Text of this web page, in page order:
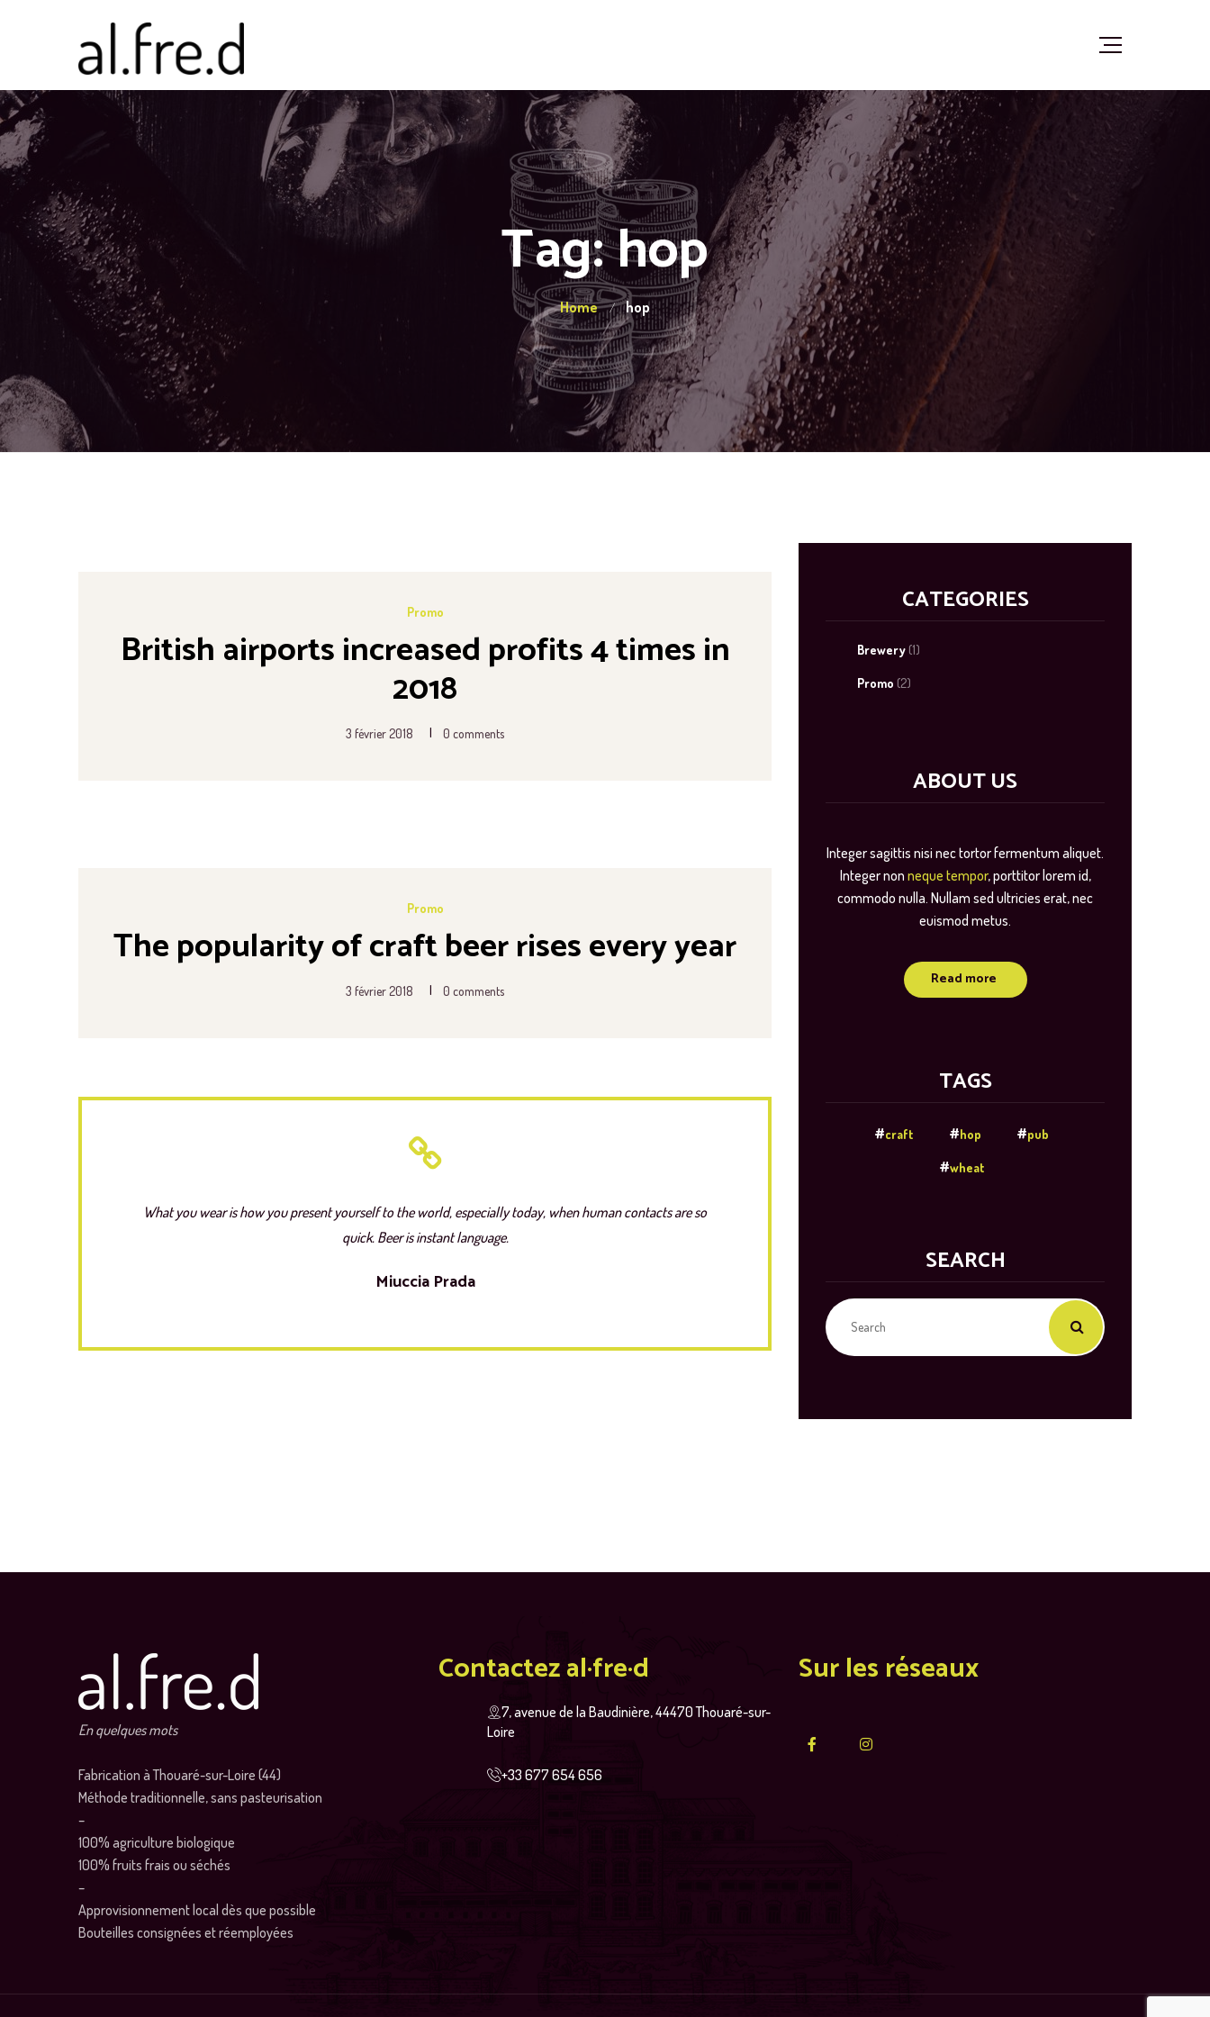
Tag: hop
Home hop
Promo
British airports increased profits 4 times in
2018
3 février 2018 | 0 comments
Promo
The popularity of craft beer rises every year
3 février 2018 | 0 comments
What you wear is how you present yourself to the world, especially today, when human contacts are so
quick. Beer is instant language.
Miuccia Prada
CATEGORIES
Brewery (1)
Promo (2)
ABOUT US
Integer sagittis nisi nec tortor fermentum aliquet.
Integer non neque tempor, porttitor lorem id,
commodo nulla. Nullam sed ultricies erat, nec
euismod metus.
Read more
TAGS
craft hop pub
wheat
SEARCH
En quelques mots
Fabrication à Thouaré-sur-Loire (44)
Méthode traditionnelle, sans pasteurisation
–
100% agriculture biologique
100% fruits frais ou séchés
–
Approvisionnement local dès que possible
Bouteilles consignées et réemployées
Contactez al·fre·d
7, avenue de la Baudinière, 44470 Thouaré-sur-
Loire
+33 677 654 656
Sur les réseaux